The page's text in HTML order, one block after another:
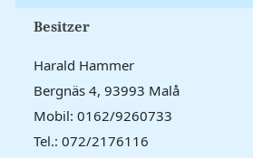
Besitzer
Harald Hammer
Bergnäs 4, 93993 Malå
Mobil: 0162/9260733
Tel.: 072/2176116